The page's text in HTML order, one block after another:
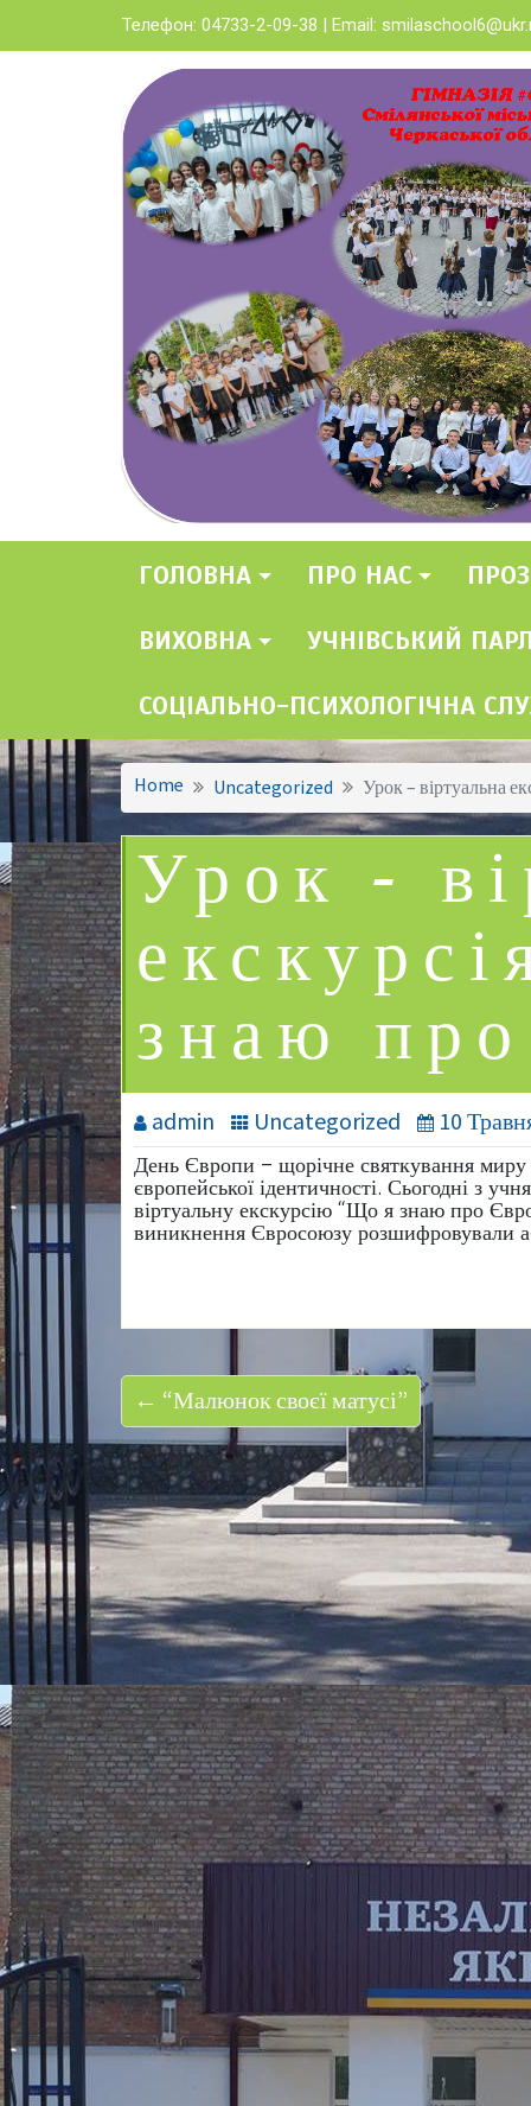
to
Телефон: 04733-2-09-38 | Email:
ГОЛОВНА ПРО НАС
ВИХОВНА УЧНІВСЬКИЙ
СОЦІАЛЬНО-ПСИХОЛОГІЧНА
Home Uncategorized Урок – віртуальна
Урок –
знаю
admin Uncategorized 10
День Європи – щорічне святкування
європейської ідентичності. Сьогодні з
віртуальну екскурсію “Що я знаю про
виникнення Євросоюзу розшифровували
← “Малюнок своєї матусі”